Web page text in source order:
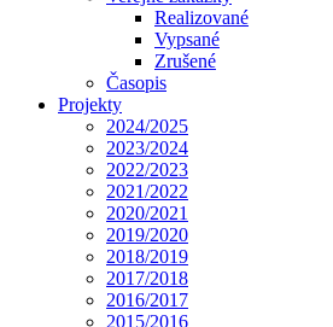
Realizované
Vypsané
Zrušené
Časopis
Projekty
2024/2025
2023/2024
2022/2023
2021/2022
2020/2021
2019/2020
2018/2019
2017/2018
2016/2017
2015/2016